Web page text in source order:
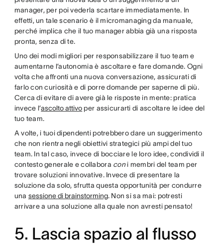
manager, per poi vederla scartare immediatamente. In
effetti, un tale scenario è il micromanaging da manuale,
perché implica che il tuo manager abbia già una risposta
pronta, senza di te.
Uno dei modi migliori per responsabilizzare il tuo team e
aumentarne l’autonomia è ascoltare e fare domande. Ogni
volta che affronti una nuova conversazione, assicurati di
farlo con curiosità e di porre domande per saperne di più.
Cerca di evitare di avere già le risposte in mente: pratica
invece l’ascolto attivo per assicurarti di ascoltare le idee del
tuo team.
A volte, i tuoi dipendenti potrebbero dare un suggerimento
che non rientra negli obiettivi strategici più ampi del tuo
team. In tal caso, invece di bocciare le loro idee, condividi il
contesto generale e collabora coni membri del team per
trovare soluzioni innovative. Invece di presentare la
soluzione da solo, sfrutta questa opportunità per condurre
una sessione di brainstorming. Non si sa mai: potresti
arrivare a una soluzione alla quale non avresti pensato!
5. Lascia spazio al flusso